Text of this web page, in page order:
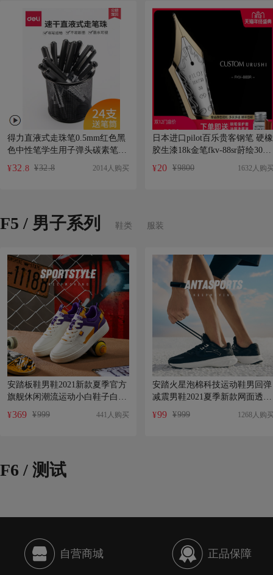
得力直液式走珠笔0.5mm红色黑
色中性笔学生用子弹头碳素笔全
针管签字笔黑红笔水笔考试专用
¥32 .8 ¥32.8 2014人购买
日本进口pilot百乐贵客钢笔 硬橡
胶生漆18k金笔fkv-88sr莳绘30号
金尖限定万年笔商务礼品套装
¥20 ¥9800 1632人购
F5 / 男子系列 鞋类 服装
安踏板鞋男鞋2021新款夏季官方
旗舰休闲潮流运动小白鞋子白板
鞋
¥369 ¥999 441人购买
安踏火星泡棉科技运动鞋男回弹
减震男鞋2021夏季新款网面透气
跑鞋
¥99 ¥999 1268人购
F6 / 测试
自营商城 正品保障